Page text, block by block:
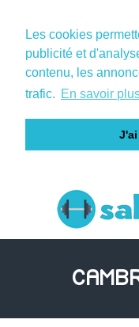
Les cookies
publicité et
contenu, les
trafic. En savoir